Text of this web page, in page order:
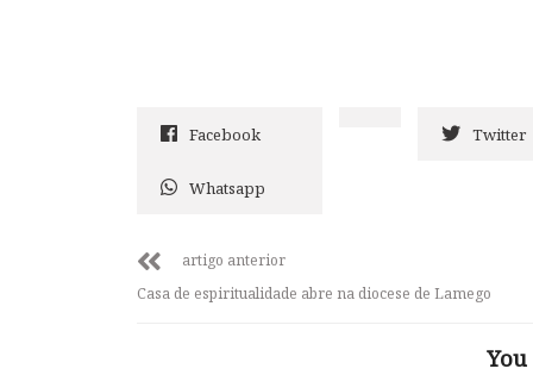
Facebook Twitter
Whatsapp
artigo anterior
Casa de espiritualidade abre na diocese de Lamego